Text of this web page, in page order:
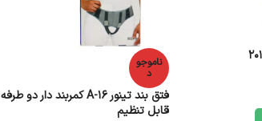
ناموجو
د
فتق بند تینور A-16 کمربند دار دو طرفه
قابل تنظیم